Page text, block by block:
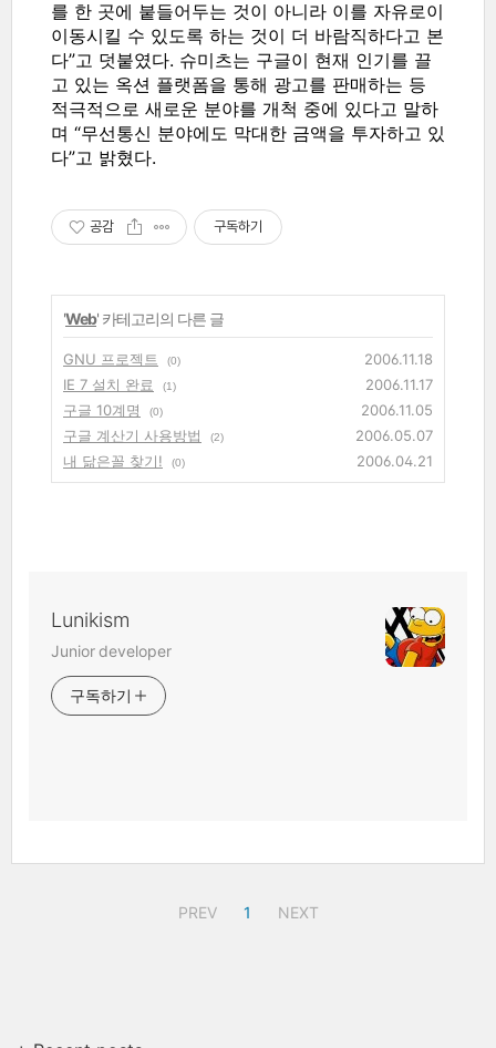
를 한 곳에 붙들어두는 것이 아니라 이를 자유로이
이동시킬 수 있도록 하는 것이 더 바람직하다고 본
다”고 덧붙였다. 슈미츠는 구글이 현재 인기를 끌
고 있는 옥션 플랫폼을 통해 광고를 판매하는 등
적극적으로 새로운 분야를 개척 중에 있다고 말하
며 “무선통신 분야에도 막대한 금액을 투자하고 있
다”고 밝혔다.
공감 구독하기
'Web' 카테고리의 다른 글
GNU 프로젝트 (0)
2006.11.18
IE 7 설치 완료
(1)
2006.11.17
구글 10계명
(0)
2006.11.05
구글 계산기 사용방법
(2)
2006.05.07
내 닮은꼴 찾기!
(0) 2006.04.21
Lunikism
Junior developer
구독하기
PREV 1 NEXT